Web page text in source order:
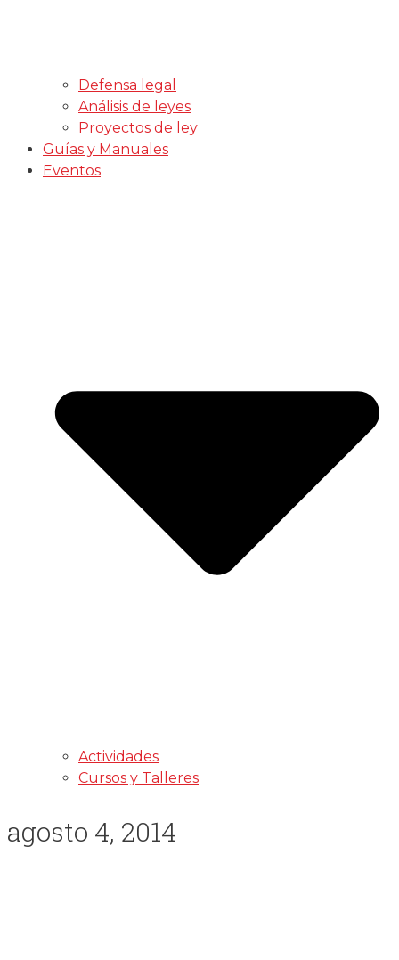
Defensa legal
Análisis de leyes
Proyectos de ley
Guías y Manuales
Eventos
Actividades
Cursos y Talleres
agosto 4, 2014